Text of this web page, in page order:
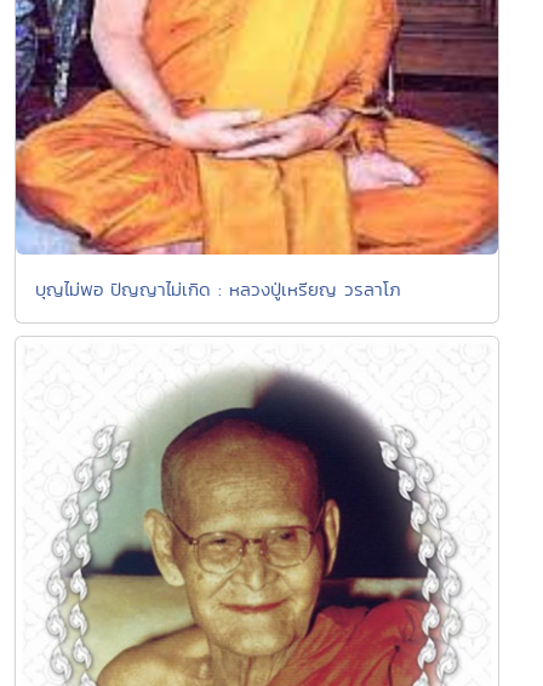
บุญไม่พอ ปัญญาไม่เกิด : หลวงปู่เหรียญ วรลาโภ